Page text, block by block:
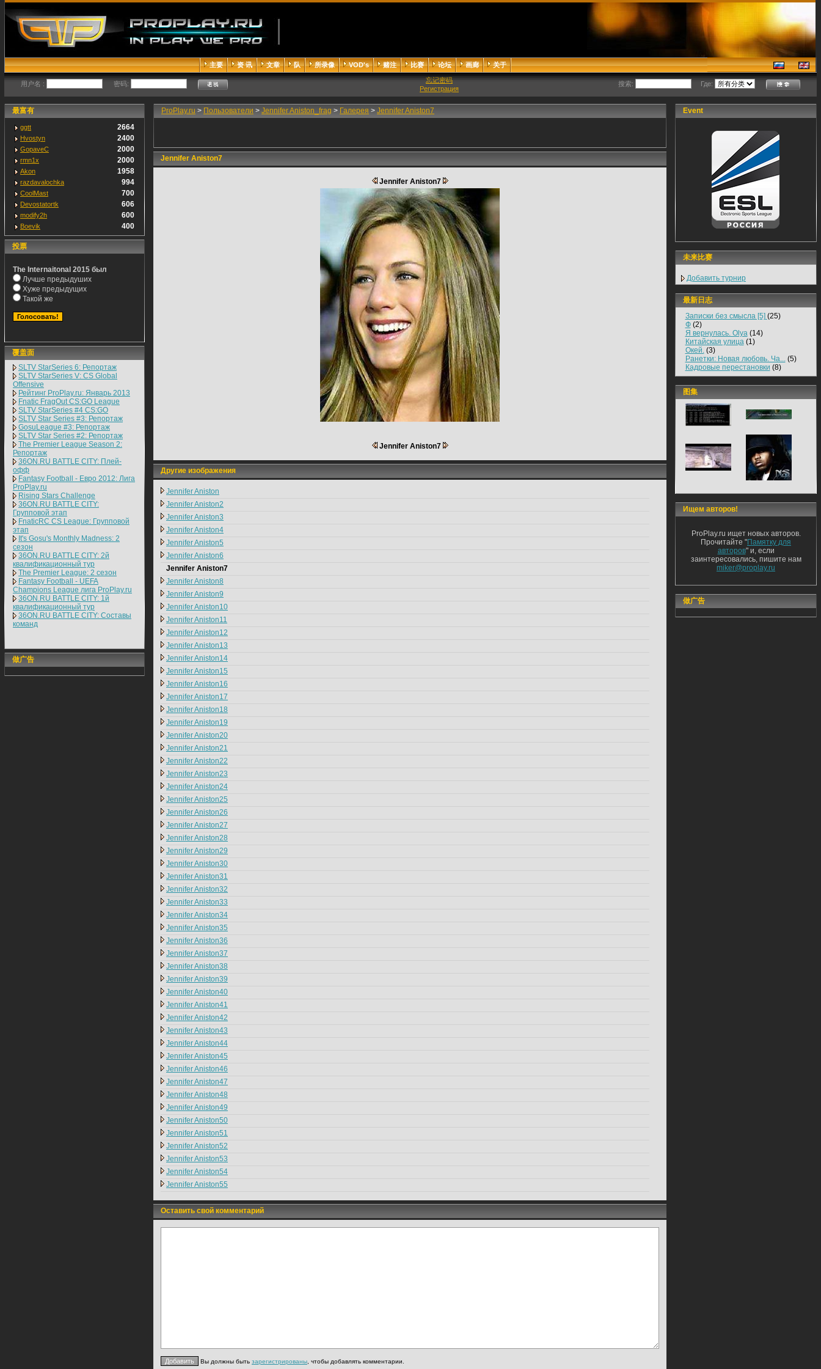
主要 资 讯 文章 队 所录像 VOD's 赌注 比赛 论坛 画廊 关于
用户名 : 密码:
忘记密码
Регистрация
搜索: Где:
最富有
ggtt 2664
Hvostyn 2400
GopaveC 2000
rmn1x 2000
Akon 1958
razdavalochka 994
CoolMast 700
Devostatortk 606
modify2h 600
Boevik 400
投票
The Internaitonal 2015 был
Лучше предыдуших
Хуже предыдущих
Такой же
覆盖面
SLTV StarSeries 6: Репортаж
SLTV StarSeries V: CS Global
Offensive
Рейтинг ProPlay.ru: Январь 2013
Fnatic FragOut CS:GO League
SLTV StarSeries #4 CS:GO
SLTV Star Series #3: Репортаж
GosuLeague #3: Репортаж
SLTV Star Series #2: Репортаж
The Premier League Season 2:
Репортаж
36ON.RU BATTLE CITY: Плей-
офф
Fantasy Football - Евро 2012: Лига
ProPlay.ru
Rising Stars Challenge
36ON.RU BATTLE CITY:
Групповой этап
FnaticRC CS League: Групповой
этап
It's Gosu's Monthly Madness: 2
сезон
36ON.RU BATTLE CITY: 2й
квалификационный тур
The Premier League: 2 cезон
Fantasy Football - UEFA
Champions League лига ProPlay.ru
36ON.RU BATTLE CITY: 1й
квалификационный тур
36ON.RU BATTLE CITY: Составы
команд
做广告
ProPlay.ru > Пользователи > Jennifer Aniston_frag > Галерея > Jennifer Aniston7
Jennifer Aniston7
Jennifer Aniston7
Jennifer Aniston7
Другие изображения
Jennifer Aniston
Jennifer Aniston2
Jennifer Aniston3
Jennifer Aniston4
Jennifer Aniston5
Jennifer Aniston6
Jennifer Aniston7
Jennifer Aniston8
Jennifer Aniston9
Jennifer Aniston10
Jennifer Aniston11
Jennifer Aniston12
Jennifer Aniston13
Jennifer Aniston14
Jennifer Aniston15
Jennifer Aniston16
Jennifer Aniston17
Jennifer Aniston18
Jennifer Aniston19
Jennifer Aniston20
Jennifer Aniston21
Jennifer Aniston22
Jennifer Aniston23
Jennifer Aniston24
Jennifer Aniston25
Jennifer Aniston26
Jennifer Aniston27
Jennifer Aniston28
Jennifer Aniston29
Jennifer Aniston30
Jennifer Aniston31
Jennifer Aniston32
Jennifer Aniston33
Jennifer Aniston34
Jennifer Aniston35
Jennifer Aniston36
Jennifer Aniston37
Jennifer Aniston38
Jennifer Aniston39
Jennifer Aniston40
Jennifer Aniston41
Jennifer Aniston42
Jennifer Aniston43
Jennifer Aniston44
Jennifer Aniston45
Jennifer Aniston46
Jennifer Aniston47
Jennifer Aniston48
Jennifer Aniston49
Jennifer Aniston50
Jennifer Aniston51
Jennifer Aniston52
Jennifer Aniston53
Jennifer Aniston54
Jennifer Aniston55
Оставить свой комментарий
Вы должны быть зарегистрированы , чтобы добавлять комментарии.
Event
未来比赛
Добавить турнир
最新日志
Записки без смысла [5] (25)
Ф(2)
Я вернулась. Olya(14)
Китайская улица(1)
Окей.(3)
Ранетки: Новая любовь. Ча...(5)
Кадровые перестановки (8)
图集
Ищем авторов!
ProPlay.ru ищет новых авторов.
Прочитайте "Памятку для
авторов" и, если
заинтересовались, пишите нам
miker@proplay.ru
做广告